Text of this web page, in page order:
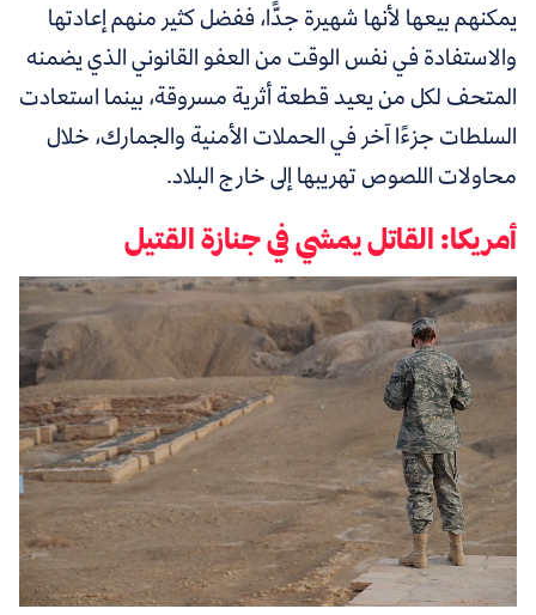
يمكنهم بيعها لأنها شهيرة جدًّا، ففضل كثير منهم إعادتها
والاستفادة في نفس الوقت من العفو القانوني الذي يضمنه
المتحف لكل من يعيد قطعة أثرية مسروقة، بينما استعادت
السلطات جزءًا آخر في الحملات الأمنية والجمارك، خلال
محاولات اللصوص تهريبها إلى خارج البلاد.
أمريكا: القاتل يمشي في جنازة القتيل